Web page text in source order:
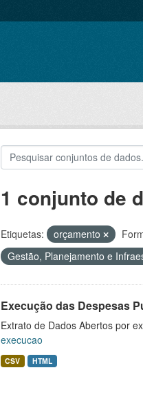
1 conjunto de
Etiquetas: orçamento
Gestão, Planejamento e
Execução das Despesas
Extrato de Dados Abertos por
execucao
CSV HTML